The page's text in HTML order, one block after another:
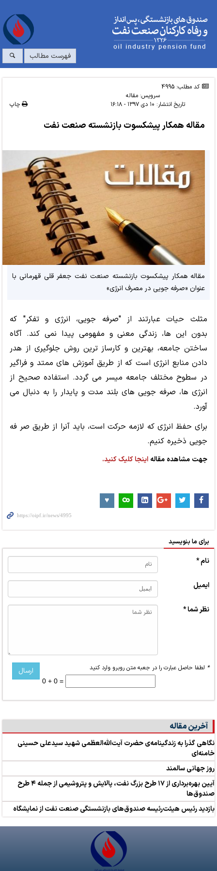
فهرست مطالب
کد مطلب: 4995
سرویس: مقاله
تاریخ انتشار: ۱۰ دی ۱۳۹۷ - ۱۶:۱۸ چاپ
مقاله همکار پیشکسوت بازنشسته صنعت نفت
مقاله همکار پیشکسوت بازنشسته صنعت نفت جعفر قلی قهرمانی با
عنوان «صرفه جویی در مصرف انرژی»
مثلث حیات عبارتند از "صرفه جویی، انرژی و تفکر" که
بدون این ها، زندگی معنی و مفهومی پیدا نمی کند. آگاه
ساختن جامعه، بهترین و کارساز ترین روش جلوگیری از هدر
دادن منابع انرژی است که از طریق آموزش های ممتد و فراگیر
در سطوح مختلف جامعه میسر می گردد. استفاده صحیح از
انرژی ها، صرفه جویی های بلند مدت و پایدار را به دنبال می
آورد.
برای حفظ انرژی که لازمه حرکت است، باید آنرا از طریق صر فه
جویی ذخیره کنیم.
جهت مشاهده مقاله اینجا کلیک کنید.
برای ما بنویسید
نام *
ایمیل
نظر شما *
* لطفا حاصل عبارت را در جعبه متن روبرو وارد کنید
0 + 0 =
آخرین مقاله
نگاهی گذرا به زندگینامه‌ی حضرت آیت‌الله‌العظمی شهید سیدعلی حسینی
خامنه‌ای
روز جهانی سالمند
آیین بهره‌برداری از ۱۷ طرح بزرگ نفت، پالایش و پتروشیمی از جمله ۴ طرح‌
صندوق‌ها
بازدید رئیس هیئت‌رئیسه صندوق‌های بازنشستگی صنعت نفت از نمایشگاه